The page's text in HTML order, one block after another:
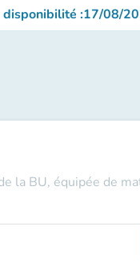
disponibilité :17/08/
la BU, équipée de